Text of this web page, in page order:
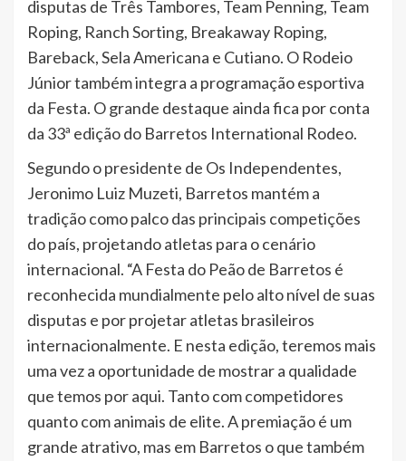
disputas de Três Tambores, Team Penning, Team
Roping, Ranch Sorting, Breakaway Roping,
Bareback, Sela Americana e Cutiano. O Rodeio
Júnior também integra a programação esportiva
da Festa. O grande destaque ainda fica por conta
da 33ª edição do Barretos International Rodeo.
Segundo o presidente de Os Independentes,
Jeronimo Luiz Muzeti, Barretos mantém a
tradição como palco das principais competições
do país, projetando atletas para o cenário
internacional. “A Festa do Peão de Barretos é
reconhecida mundialmente pelo alto nível de suas
disputas e por projetar atletas brasileiros
internacionalmente. E nesta edição, teremos mais
uma vez a oportunidade de mostrar a qualidade
que temos por aqui. Tanto com competidores
quanto com animais de elite. A premiação é um
grande atrativo, mas em Barretos o que também